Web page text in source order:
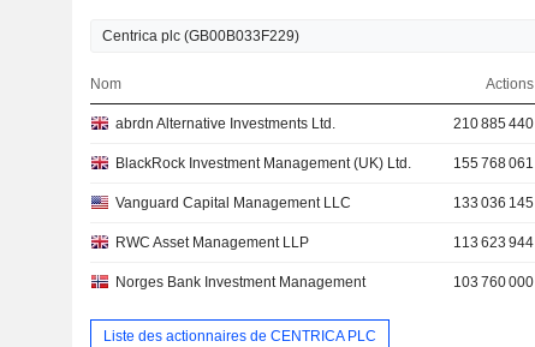
Nom Actions
abrdn Alternative Investments Ltd. 210 885 440
BlackRock Investment Management (UK) Ltd. 155 768 061
Vanguard Capital Management LLC 133 036 145
RWC Asset Management LLP 113 623 944
Norges Bank Investment Management 103 760 000
Liste des actionnaires de CENTRICA PLC